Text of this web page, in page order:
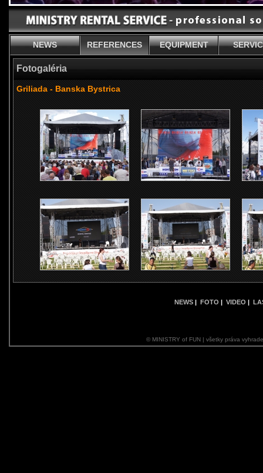
NEWS REFERENCES EQUIPMENT
Fotogaléria
Griliada - Banska Bystrica
NEWS | FOTO | VIDEO |
© MINISTRY of FUN | všetky práva